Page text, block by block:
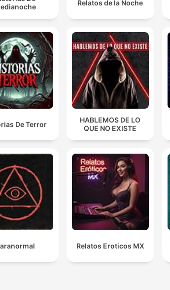
Relatos de la Noche
De Terror
HABLEMOS DE LO
QUE NO EXISTE
Relatos Eroticos MX